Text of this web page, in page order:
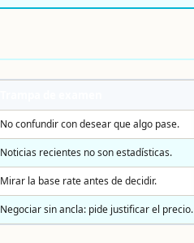
No confundir con desear que algo pase.
Noticias recientes no son estadísticas.
Mirar la base rate antes de decidir.
Negociar sin ancla: pide justificar el precio.